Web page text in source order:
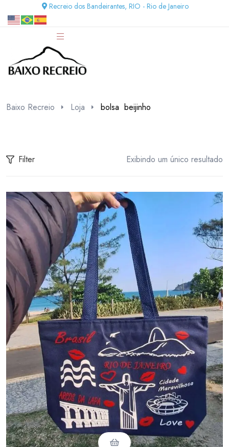
Recreio dos Bandeirantes, RIO - Rio de Janeiro
Baixo Recreio Loja bolsa beijinho
Filter Exibindo um único resultado